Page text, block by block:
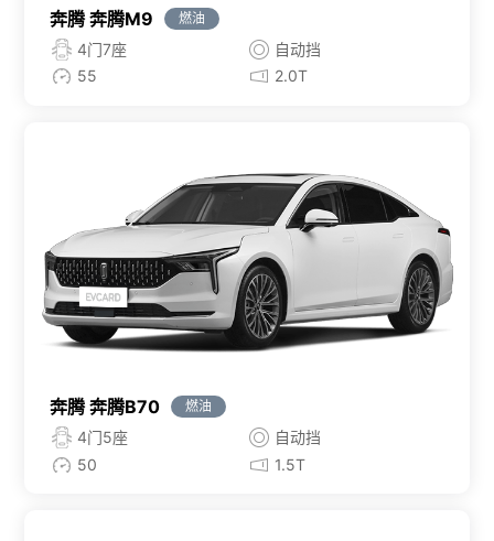
奔腾 奔腾M9 燃油
4门7座
自动挡
55
2.0T
奔腾 奔腾B70 燃油
4门5座
自动挡
50
1.5T